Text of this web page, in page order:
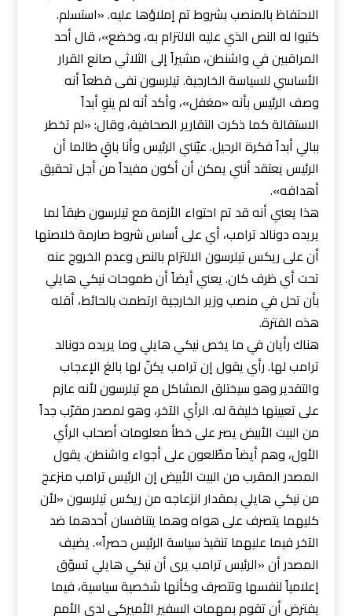
الاحتفاظ بالمنصب بشروط تم إملاؤها عليه. «استسلم.
كتبوا له النص الذي عليه الالتزام به، وخضع»، قال أحد
المراقبين في واشنطن، مشيراً إلى الثلاثي صانع القرار
الأساسي للسياسة الخارجية. تيلرسون نفى قطعاً أنه
وصف الرئيس بأنه «مغفل»، وأكد أنه لم ينوِ أبداً
الاستقالة كما ذكرت التقارير الصحافية، وقال: «لم تخطر
ببالي أبداً فكرة الرحيل. عيّنني الرئيس وأنا باقٍ طالما أن
الرئيس يعتقد أنني يمكن أن أكون مفيداً من أجل تحقيق
أهدافه».
هذا يعني أنه قد تم احتواء الأزمة مع تيلرسون طبقاً لما
يريده دونالد ترامب، أي على أساس شروط صارمة خلاصتها
أن على ريكس تيلرسون الالتزام بالنص وعدم الخروج عنه
تحت أي ظرف كان. يعني أيضاً أن طموحات نيكي هايلي
بأن تحل في منصب وزير الخارجية ارتطمت بالحائط، أقله
هذه الفترة.
هناك رأيان في ما يخص نيكي هايلي وما يريده دونالد
ترامب لها. رأي يقول إن ترامب يكنّ لها بالغ الإعجاب
والتقدير وهو سيختلق المشاكل مع تيلرسون لأنه عازم
على تعيينها خليفة له. الرأي الآخر، وهو لمصدر مقرّب جداً
من البيت الأبيض يصر على خطأ معلومات أصحاب الرأي
الأول، وهم أيضاً مطّلعون على أجواء واشنطن. يقول
المصدر المقرب من البيت الأبيض إن الرئيس ترامب منزعج
من نيكي هايلي بمقدار انزعاجه من ريكس تيلرسون «لأن
كليهما يتصرف على هواه وهما يتنافسان أحدهما ضد
الآخر فيما عليهما تنفيذ سياسة الرئيس حصراً». يضيف
المصدر أن «الرئيس ترامب يرى أن نيكي هايلي تسوّق
إعلامياً لنفسها وتتصرف وكأنها شخصية سياسية، فيما
يفترض أن تقوم بمهمات السفير الأميركي لدى الأمم